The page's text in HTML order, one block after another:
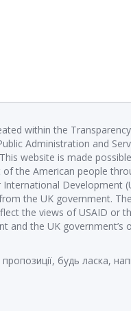
within the
Administration and
website is made
of the American people
Development
the UK government.
the views of USAID or
and the UK government’s
будь ласка,